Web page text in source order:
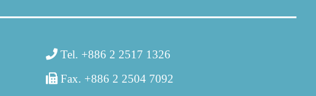
Tel. +886 2 2517 1326
Fax. +886 2 2504 7092